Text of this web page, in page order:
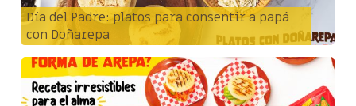
Día del Padre: platos para consentir a papá
con Doñarepa